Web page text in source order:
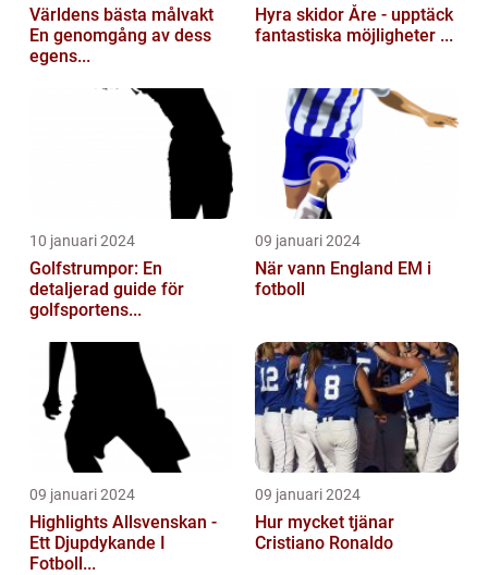
Världens bästa målvakt
En genomgång av dess
egens...
Hyra skidor Åre - upptäck
fantastiska möjligheter ...
10 januari 2024
Golfstrumpor: En
detaljerad guide för
golfsportens...
09 januari 2024
När vann England EM i
fotboll
09 januari 2024
Highlights Allsvenskan -
Ett Djupdykande I
Fotboll...
09 januari 2024
Hur mycket tjänar
Cristiano Ronaldo